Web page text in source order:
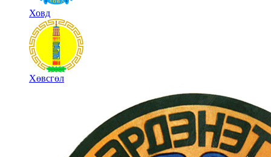
Ховд
Хөвсгөл